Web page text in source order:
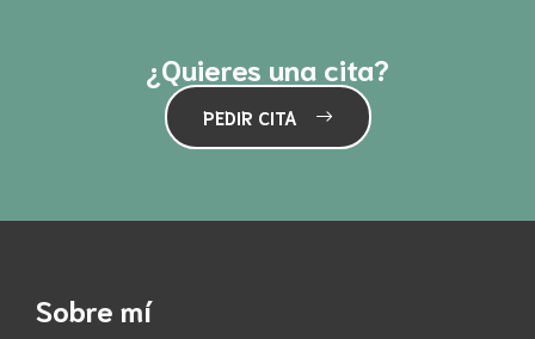
¿Quieres una cita?
PEDIR CITA
Sobre mí